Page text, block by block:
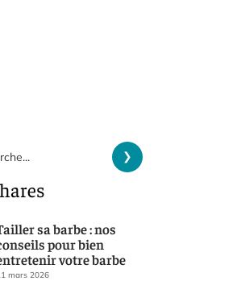
sa barbe : nos
pour bien
votre barbe
mars 2026